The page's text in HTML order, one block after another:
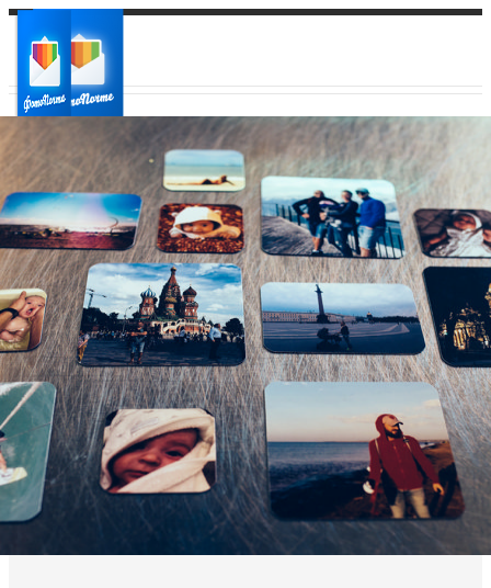
Ваш город:
Ваш регион доставки
Выберите из списка: